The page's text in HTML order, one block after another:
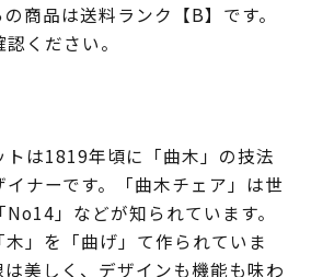
商品は送料ランク【B】です。
ください。
トは1819年頃に「曲木」の技法
ナーです。「曲木チェア」は世
」などが知られています。
」を「曲げ」て作られていま
美しく、デザインも機能も味わ